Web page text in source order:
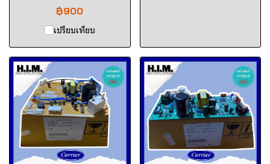
฿900
เปรียบเทียบ